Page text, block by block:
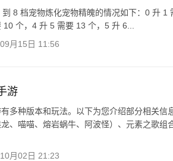
到 8 档宠物炼化宠物精魄的情况如下：0 升
个，4 升 5 需要 13 个，5 升 6...
月15日 11:56
游
多种版本和玩法。以下为您介绍部分相关
、喵喵、熔岩蜗牛、阿波怪）、元素之歌组
月02日 21:23